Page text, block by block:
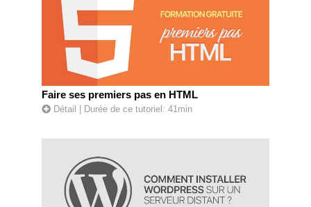
Faire ses premiers pas en HTML
Détail | Durée de ce tutoriel: 41min